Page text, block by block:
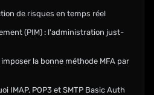
de risques en temps réel
(PIM) : l'administration just-
la bonne méthode MFA par
IMAP, POP3 et SMTP Basic Auth